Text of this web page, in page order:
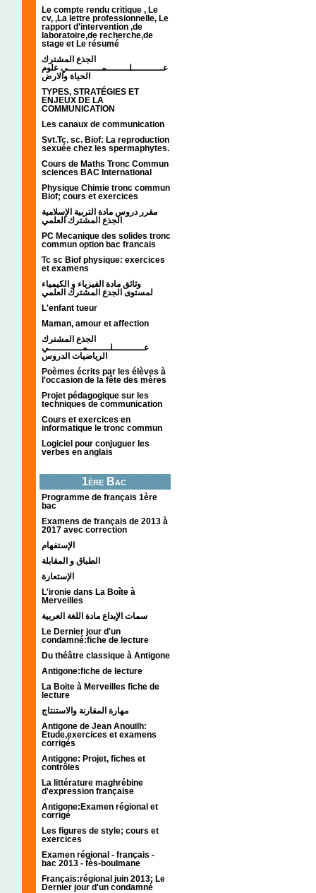
Le compte rendu critique , Le
cv, ,La lettre professionnelle, Le
rapport d'intervention ,de
laboratoire,de recherche,de
stage et Le résumé
الجذع المشترك
عـــــــــــلــــــــمــــــــــــي علوم
الحياة والارض
TYPES, STRATÉGIES ET
ENJEUX DE LA
COMMUNICATION
Les canaux de communication
Svt.Tc. sc. Biof: La reproduction
sexuée chez les spermaphytes.
Cours de Maths Tronc Commun
sciences BAC International
Physique Chimie tronc commun
Biof; cours et exercices
مقرر دروس مادة التربية الإسلامية
الجذع المشترك العلمي
PC Mecanique des solides tronc
commun option bac francais
Tc sc Biof physique: exercices
et examens
وثائق مادة الفيزياء و الكيمياء
L'enfant tueur
Maman, amour et affection
الجذع المشترك
عـــــــــــلــــــــمــــــــــــي
الرياضيات الدروس
Poèmes écrits par les élèves à
l'occasion de la fête des mères
Projet pédagogique sur les
techniques de communication
Cours et exercices en
informatique le tronc commun
Logiciel pour conjuguer les
verbes en anglais
1ère Bac
Programme de français 1ère
bac
Examens de français de 2013 à
2017 avec correction
الإستفهام
الطباق و المقابلة
الإستعارة
L'ironie dans La Boîte à
Merveilles
سمات الإبداع مادة اللغة العربية
Le Dernier jour d'un
condamné:fiche de lecture
Du théâtre classique à Antigone
Antigone:fiche de lecture
La Boite à Merveilles fiche de
lecture
مهارة المقارنة والاستنتاج
Antigone de Jean Anouilh:
Etude,exercices et examens
corrigés
Antigone: Projet, fiches et
contrôles
La littérature maghrébine
d'expression française
Antigone:Examen régional et
corrigé
Les figures de style; cours et
exercices
Examen régional - français -
bac 2013 - fès-boulmane
Français:régional juin 2013; Le
Dernier jour d'un condamné